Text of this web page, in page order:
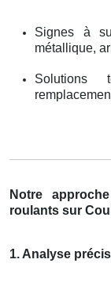
Signes à
métallique,
Solutions
Notre
roulants sur
1. Analyse